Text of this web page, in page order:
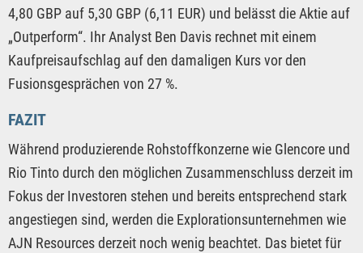
4,80 GBP auf 5,30 GBP (6,11 EUR) und belässt die Aktie auf
„Outperform“. Ihr Analyst Ben Davis rechnet mit einem
Kaufpreisaufschlag auf den damaligen Kurs vor den
Fusionsgesprächen von 27 %.
FAZIT
Während produzierende Rohstoffkonzerne wie Glencore und
Rio Tinto durch den möglichen Zusammenschluss derzeit im
Fokus der Investoren stehen und bereits entsprechend stark
angestiegen sind, werden die Explorationsunternehmen wie
AJN Resources derzeit noch wenig beachtet. Das bietet für